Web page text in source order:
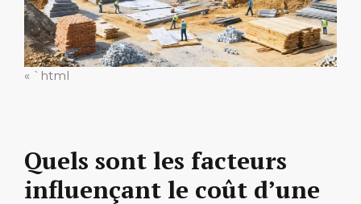
« `html
Quels sont les facteurs
influençant le coût d’une